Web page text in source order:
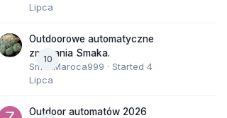
Lipca
10
Outdoorowe automatyczne
zmagania Smaka.
SmakMaroca999 · Started 4
Lipca
Outdoor automatów 2026